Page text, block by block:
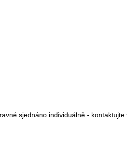
sjednáno individuálně -